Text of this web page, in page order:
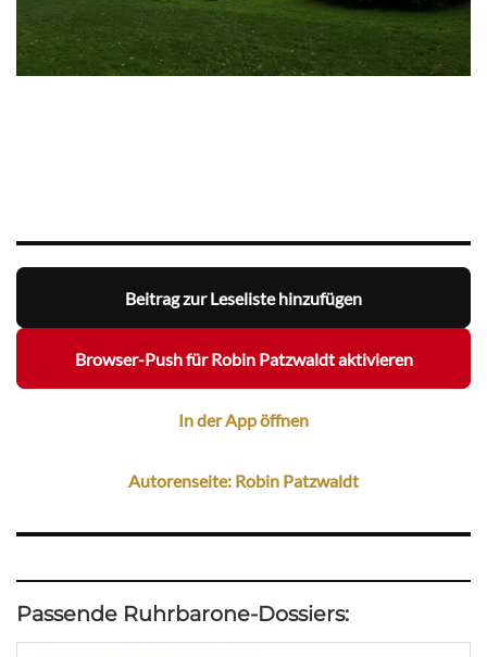
Beitrag zur Leseliste hinzufügen
Browser-Push für Robin Patzwaldt aktivieren
In der App öffnen
Autorenseite: Robin Patzwaldt
Passende Ruhrbarone-Dossiers: